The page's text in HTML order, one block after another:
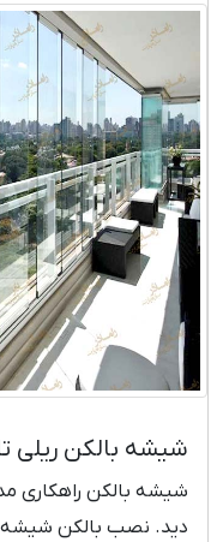
شیشه بالکن راهکاری
دید. نصب بالکن